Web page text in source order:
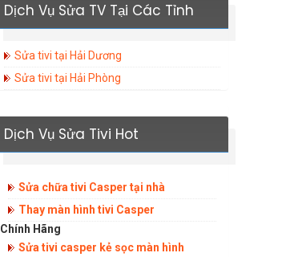
Dịch Vụ Sửa TV Tại Các Tỉnh
Sửa tivi tại Hải Dương
Sửa tivi tại Hải Phòng
Dịch Vụ Sửa Tivi Hot
Sửa chữa tivi Casper tại nhà
Thay màn hình tivi Casper
Chính Hãng
Sửa tivi casper kẻ sọc màn hình